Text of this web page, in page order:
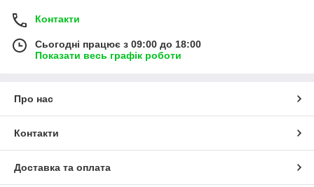
Контакти
Сьогодні працює з 09:00 до 18:00
Показати весь графік роботи
Про нас
Контакти
Доставка та оплата